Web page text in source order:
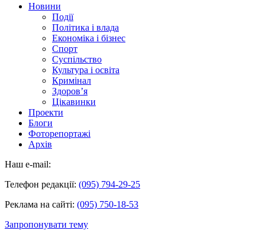
Новини
Події
Політика і влада
Економіка і бізнес
Спорт
Суспільство
Культура і освіта
Кримінал
Здоров’я
Цікавинки
Проекти
Блоги
Фоторепортажі
Архів
Наш e-mail:
Телефон редакції: (095) 794-29-25
Реклама на сайті: (095) 750-18-53
Запропонувати тему